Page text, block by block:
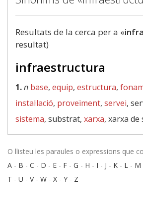
Resultats de la cerca per a «
resultat)
infraestructura
1.n base, equip, estructura,
instal·lació, proveïment, servei,
sistema, substrat, xarxa, xarxa de
O llisteu les paraules o expressions que
A - B - C - D - E - F - G - H - I - J - K - L - M
T - U - V- W - X - Y - Z